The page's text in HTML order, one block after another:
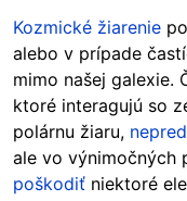
Kozmické žiarenie
alebo v prípade
mimo našej galexie.
ktoré interagujú so
polárnu žiaru,
ale vo výnimočných
poškodiť niektoré